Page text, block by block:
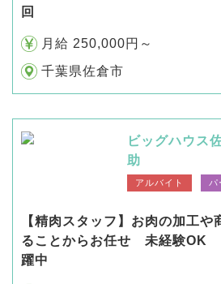
回
月給 250,000円～
千葉県佐倉市
ビッグハウス
助
アルバイト パ
【精肉スタッフ】お肉の加工
ることからお任せ 未経験OK
躍中